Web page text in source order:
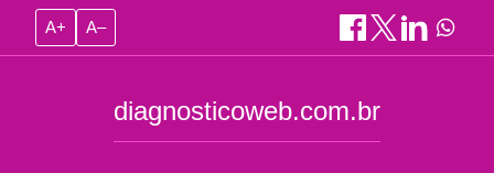
A+ A–
diagnosticoweb.com.br